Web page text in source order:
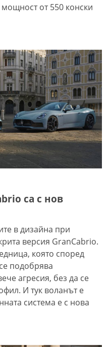
от 550 конски
са с нов
в дизайна при
версия GranCabrio.
която според
подобрява
агресия, без да се
И тук воланът е
система е с нова